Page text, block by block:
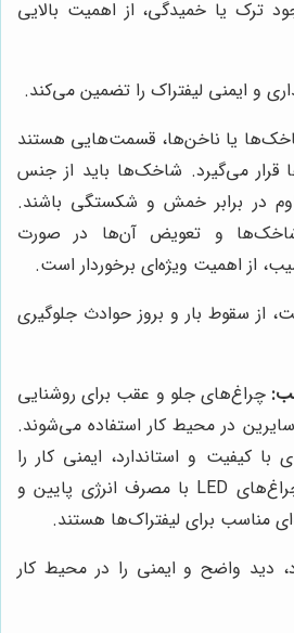
ترک یا خمیدگی، از اهمیت بالایی
و ایمنی لیفتراک را تضمین می‌کند.
یا ناخن‌ها، قسمت‌هایی هستند
قرار می‌گیرد. شاخک‌ها باید از جنس
در برابر خمش و شکستگی باشند.
شاخک‌ها و تعویض آن‌ها در صورت
از اهمیت ویژه‌ای برخوردار است.
از سقوط بار و بروز حوادث جلوگیری
چراغ‌های جلو و عقب برای روشنایی
در محیط کار استفاده می‌شوند.
با کیفیت و استاندارد، ایمنی کار را
افزایش می‌دهد. چراغ‌های LED با مصرف انرژی پایین و
مناسب برای لیفتراک‌ها هستند.
دید واضح و ایمنی را در محیط کار